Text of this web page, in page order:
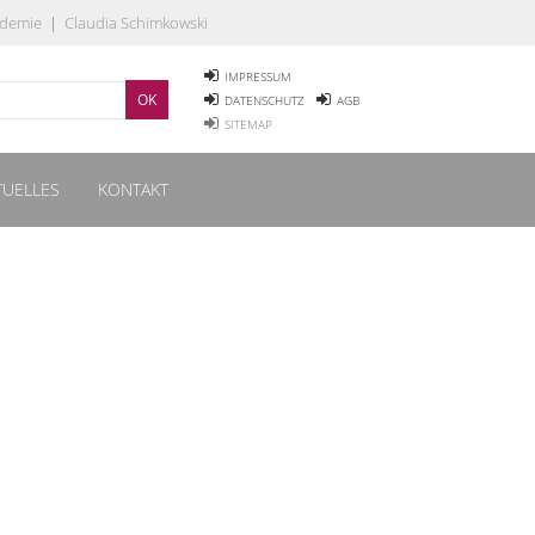
| Claudia Schimkowski
IMPRESSUM
DATENSCHUTZ
AGB
SITEMAP
KONTAKT